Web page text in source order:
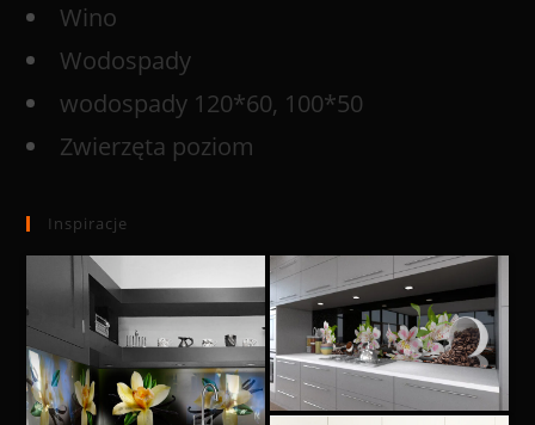
Wino
Wodospady
wodospady 120*60, 100*50
Zwierzęta poziom
Inspiracje